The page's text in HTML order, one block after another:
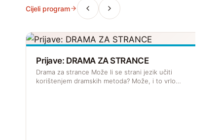
Cijeli program
Prijave: DRAMA ZA STRANCE
Drama za strance Može li se strani jezik učiti
korištenjem dramskih metoda? Može, i to vrlo…